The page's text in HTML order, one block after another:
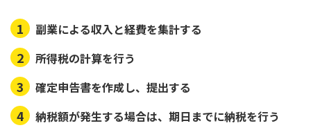
副業による収入と経費を集計する
所得税の計算を行う
確定申告書を作成し、提出する
納税額が発生する場合は、期日までに納税を行う